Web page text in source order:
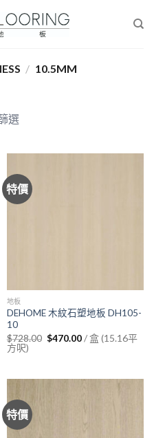
/ 10.5MM
選
特價
地板
DEHOME 木紋石塑地板 DH105-
10
$728.00 Original
price
$470.00Current
price
/ 盒 (15.16平
方呎)
特價